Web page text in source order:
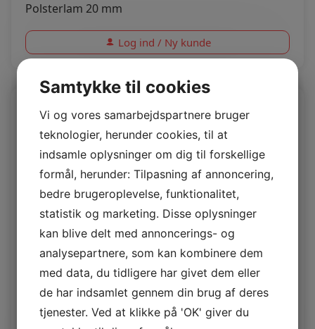
Polsterlam 20 mm
Log ind / Ny kunde
Rio Dolphin
Rio 1,4/1,6mm
Samtykke til cookies
Vi og vores samarbejdspartnere bruger
teknologier, herunder cookies, til at
indsamle oplysninger om dig til forskellige
formål, herunder: Tilpasning af annoncering,
bedre brugeroplevelse, funktionalitet,
statistik og marketing. Disse oplysninger
kan blive delt med annoncerings- og
analysepartnere, som kan kombinere dem
med data, du tidligere har givet dem eller
de har indsamlet gennem din brug af deres
tjenester. Ved at klikke på 'OK' giver du